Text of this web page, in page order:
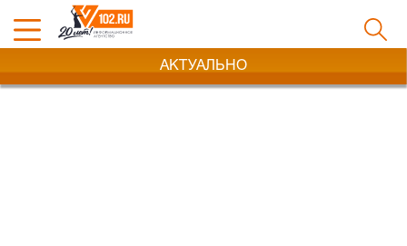
АКТУАЛЬНО